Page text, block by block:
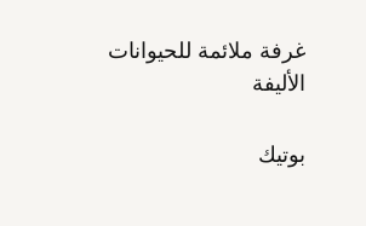
غرفة ملائمة للحيوانات
الأليفة
بوتيك